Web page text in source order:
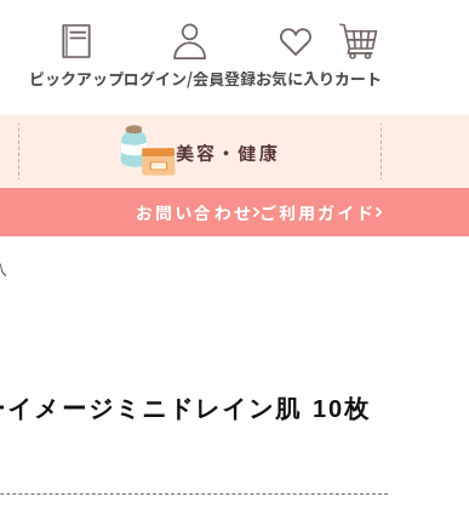
ピックアップログイン/会員登録お気に入りカート
美容・健康
お問い合わせ ご利用ガイド
イメージミニドレイン肌 10枚